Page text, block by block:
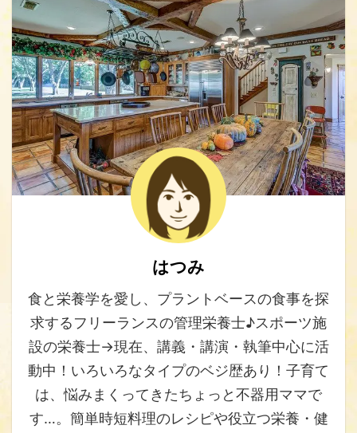
はつみ
食と栄養学を愛し、プラントベースの食事を探
求するフリーランスの管理栄養士♪スポーツ施
設の栄養士→現在、講義・講演・執筆中心に活
動中！いろいろなタイプのベジ歴あり！子育て
は、悩みまくってきたちょっと不器用ママで
す…。簡単時短料理のレシピや役立つ栄養・健